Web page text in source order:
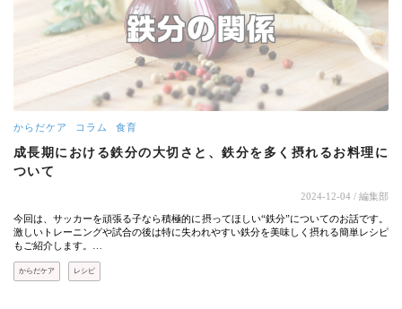
からだケア コラム 食育
成長期における鉄分の大切さと、鉄分を多く摂れるお料理に
ついて
2024-12-04 / 編集部
今回は、サッカーを頑張る子なら積極的に摂ってほしい“鉄分”についてのお話です。
激しいトレーニングや試合の後は特に失われやすい鉄分を美味しく摂れる簡単レシピ
もご紹介します。…
からだケア レシピ